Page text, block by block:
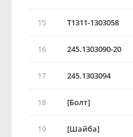
15 T1311-1303058
16 245.1303090-20
17 245.1303094
18 [Болт]
19 [Шайба]